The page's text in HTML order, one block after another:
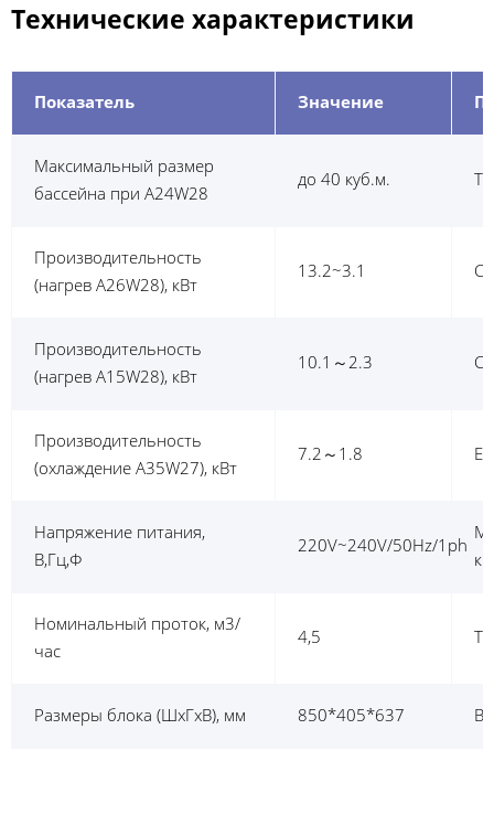
Технические характеристики
Показатель Значение
Максимальный размер
бассейна при А24W28
до 40 куб.м.
Производительность
(нагрев A26W28), кВт
13.2~3.1
Производительность
(нагрев A15W28), кВт
10.1～2.3
Производительность
(охлаждение A35W27), кВт
7.2～1.8
Напряжение питания,
В,Гц,Ф
220V~240V/50Hz/1ph
Номинальный проток, м3/
час
4,5
Размеры блока (ШхГхВ), мм 850*405*637